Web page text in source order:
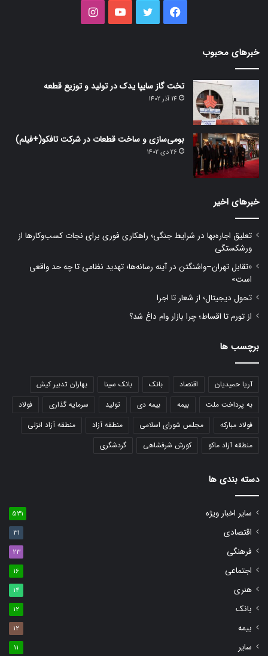
فیس
توییتر یوتیوب
خبرهای محبوب
تخت گاز سایپا یدک در تولید و توزیع قطعه
14 آذر 1402
بومی‌سازی و ساخت قطعات در شرکت تافکو(+فیلم)
26 دی 1402
خبرهای اخیر
تعلیق اجاره‌بها در شرایط جنگی؛ راهکاری فوری برای نجات کسب‌وکارها از
ورشکستگی
«تقابل تهران–واشنگتن در آینه رسانه‌ها؛ تهدید نظامی تا چه حد واقعی
است»
تحول دیجیتال؛ از شعار تا اجرا
از تورم تا اقساط؛ چرا بازار وام داغ شد؟
برچسب ها
آریا حمیدیان اقتصاد بانک بانک سینا
بهاران تدبیر کیش
به پرداخت ملت
بیمه بیمه دی تولید سرمایه گذاری
فولاد
فولاد مبارکه
مجلس شورای اسلامی منطقه آزاد
منطقه آزاد انزلی
منطقه آزاد ماکو
کورش شرفشاهی گردشگری
دسته بندی ها
سایر اخبار ویژه 531
اقتصادی 31
فرهنگی 23
اجتماعی 16
هنری 14
بانک 12
بیمه 12
سایر 11